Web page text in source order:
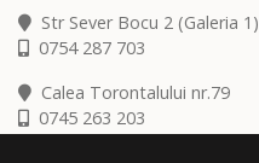
Str Sever Bocu 2 (Galeria 1)
0754 287 703
Calea Torontalului nr.79
0745 263 203